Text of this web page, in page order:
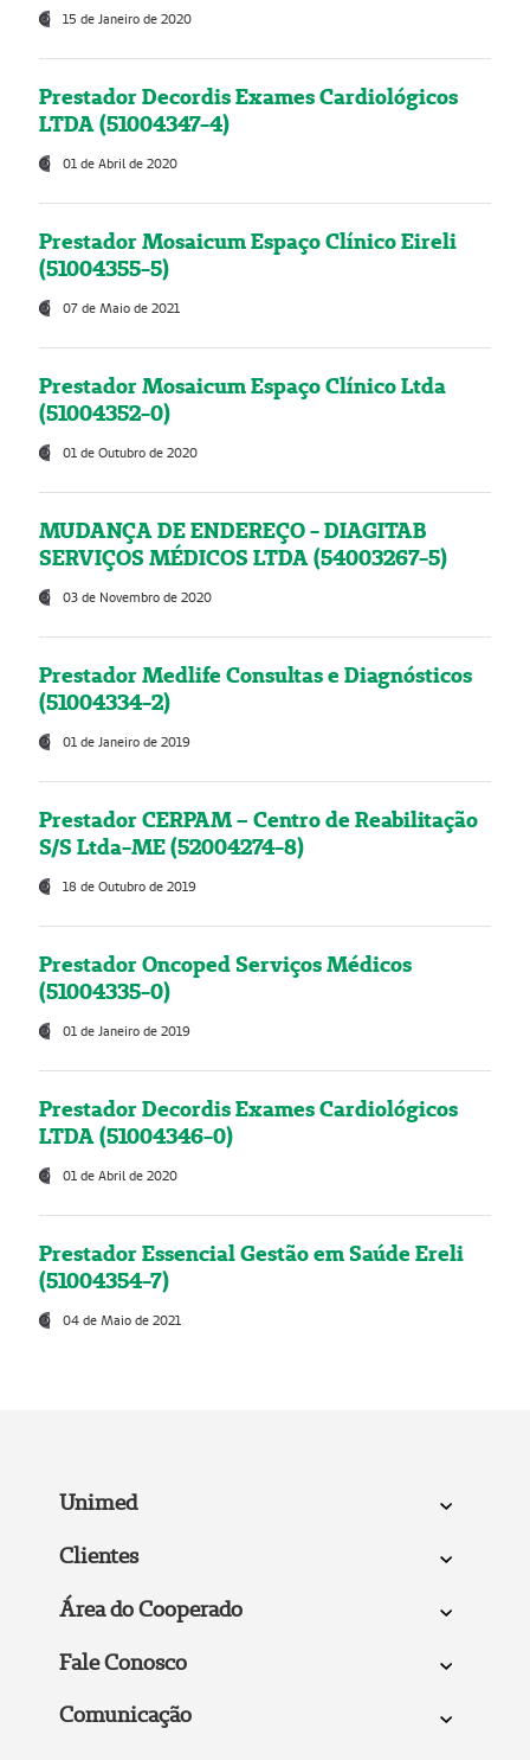
15 de Janeiro de 2020
Prestador Decordis Exames Cardiológicos
LTDA (51004347-4)
01 de Abril de 2020
Prestador Mosaicum Espaço Clínico Eireli
(51004355-5)
07 de Maio de 2021
Prestador Mosaicum Espaço Clínico Ltda
(51004352-0)
01 de Outubro de 2020
MUDANÇA DE ENDEREÇO - DIAGITAB
SERVIÇOS MÉDICOS LTDA (54003267-5)
03 de Novembro de 2020
Prestador Medlife Consultas e Diagnósticos
(51004334-2)
01 de Janeiro de 2019
Prestador CERPAM – Centro de Reabilitação
S/S Ltda-ME (52004274-8)
18 de Outubro de 2019
Prestador Oncoped Serviços Médicos
(51004335-0)
01 de Janeiro de 2019
Prestador Decordis Exames Cardiológicos
LTDA (51004346-0)
01 de Abril de 2020
Prestador Essencial Gestão em Saúde Ereli
(51004354-7)
04 de Maio de 2021
Unimed
Clientes
Área do Cooperado
Fale Conosco
Comunicação